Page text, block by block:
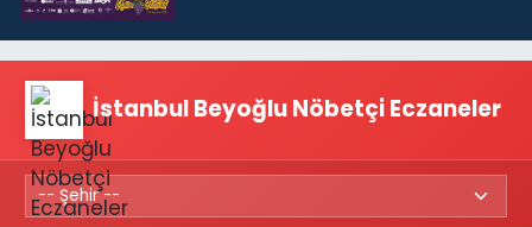
İstanbul Beyoğlu Nöbetçi Eczaneler